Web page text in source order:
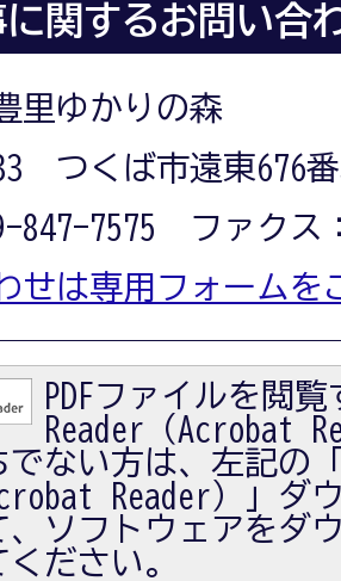
に関するお問い合
ゆかりの森
つくば市遠東676
847-7575 ファクス
せは専用フォームを
PDFファイルを閲
Reader（Acrobat
ない方は、左記の
Reader）」ダ
、ソフトウェアをダ
ださい。